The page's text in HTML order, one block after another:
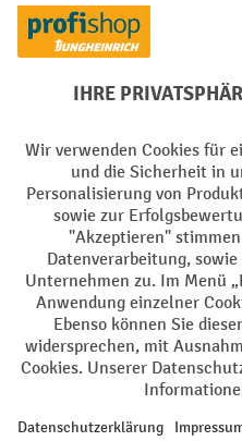
PayPal
Soziale Netzwerke
Impressum
Barrierefreiheit Privacy
Alle Preise exkl. gesetzl.
Nachnahmegebühren, wenn nicht
¹ Der Rabatt gilt so lange der
oder Gutscheinen ist nicht